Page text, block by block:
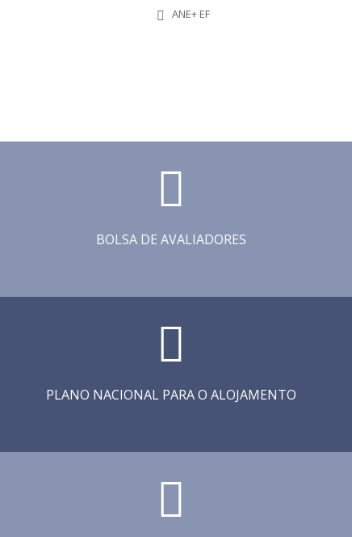
ANE+ EF
BOLSA DE AVALIADORES
PLANO NACIONAL PARA O ALOJAMENTO